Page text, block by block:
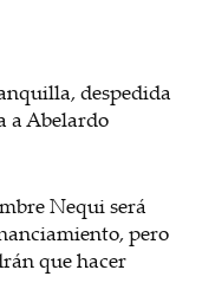
despedida
a Abelardo
Nequi será
pero
que hacer